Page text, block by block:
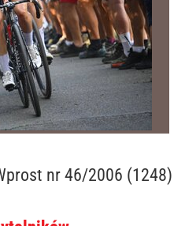
nr 46/2006 (1248)